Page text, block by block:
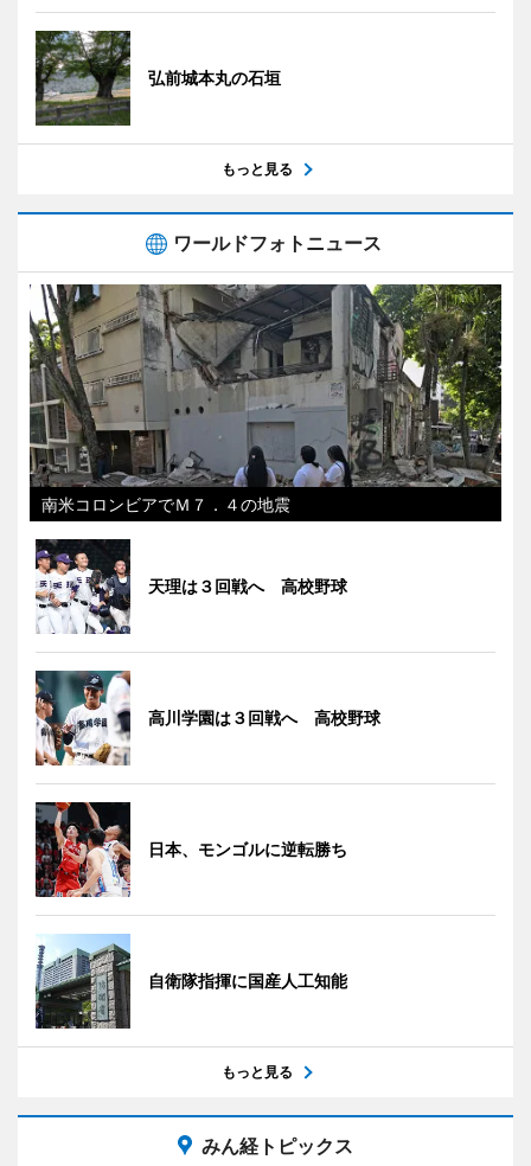
弘前城本丸の石垣
もっと見る
ワールドフォトニュース
南米コロンビアでＭ７．４の地震
天理は３回戦へ 高校野球
高川学園は３回戦へ 高校野球
日本、モンゴルに逆転勝ち
自衛隊指揮に国産人工知能
もっと見る
みん経トピックス